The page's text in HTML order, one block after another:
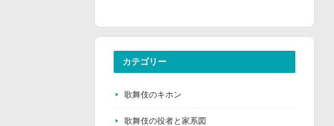
カテゴリー
歌舞伎のキホン
歌舞伎の役者と家系図